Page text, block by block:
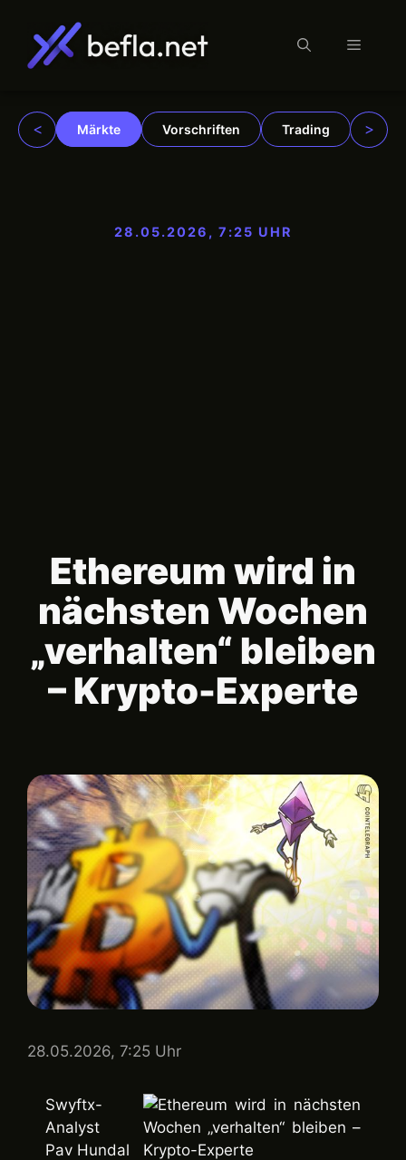
springen
Menü
< Märkte Vorschriften Trading >
28.05.2026, 7:25 UHR
Ethereum wird in
nächsten Wochen
„verhalten“ bleiben
– Krypto-Experte
28.05.2026, 7:25 Uhr
Swyftx-
Analyst
Pav Hundal